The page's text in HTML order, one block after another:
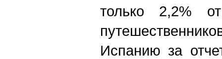
только 2,2%
Испанию за